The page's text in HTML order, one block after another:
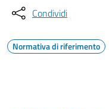
Condividi
Normativa di riferimento